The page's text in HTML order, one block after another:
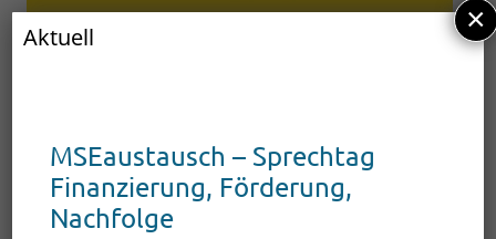
Aktuell
MSEaustausch – Sprechtag
Finanzierung, Förderung,
Nachfolge
×